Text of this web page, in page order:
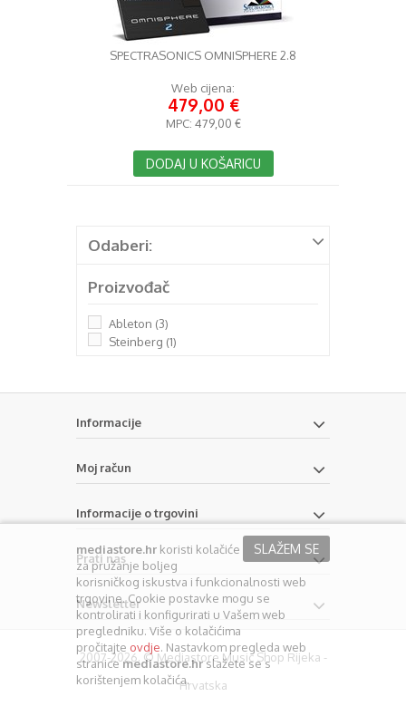
SPECTRASONICS OMNISPHERE 2.8
Web cijena:
479,00 €
MPC: 479,00 €
DODAJ U KOŠARICU
Odaberi:
Proizvođač
Ableton (3)
Steinberg (1)
Informacije
Moj račun
Informacije o trgovini
Prati nas
Newsletter
2007-2026. © Mediastore Music Shop Rijeka -
Hrvatska
SLAŽEM SE
mediastore.hr koristi kolačiće
za pružanje boljeg
korisničkog iskustva i funkcionalnosti web
trgovine. Cookie postavke mogu se
kontrolirati i konfigurirati u Vašem web
pregledniku. Više o kolačićima
pročitajte ovdje. Nastavkom pregleda web
stranicemediastore.hrslažete se s
korištenjem kolačića.